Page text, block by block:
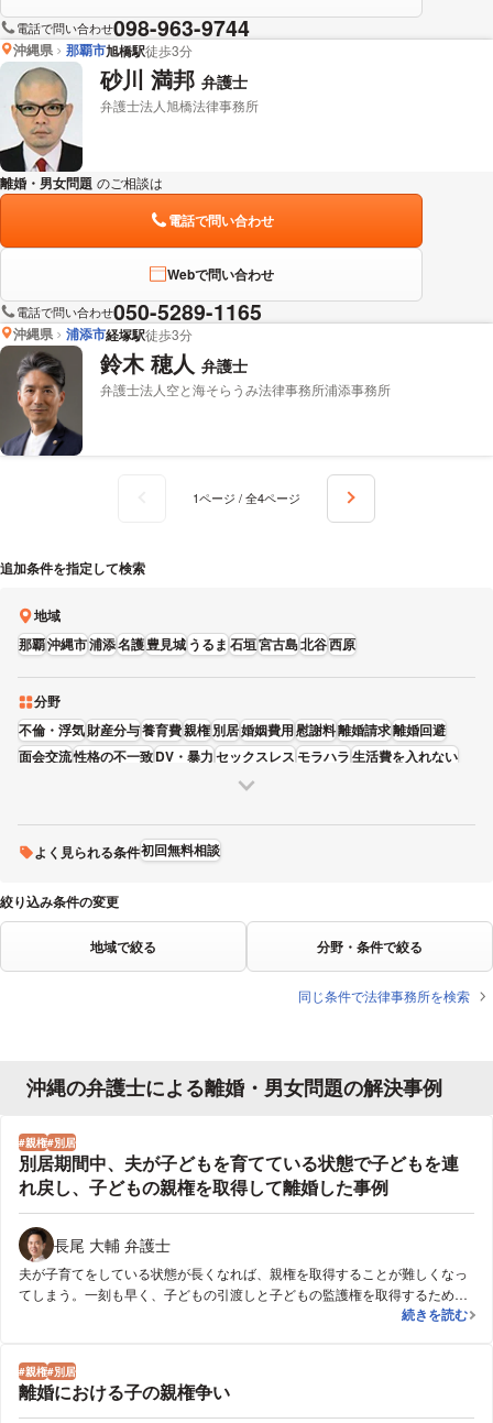
電話で問い合わせ098-963-9744
沖縄県 那覇市旭橋駅徒歩3分
砂川 満邦 弁護士
弁護士法人旭橋法律事務所
離婚・男女問題 のご相談は
電話で問い合わせ
Webで問い合わせ
電話で問い合わせ050-5289-1165
沖縄県 浦添市経塚駅徒歩3分
鈴木 穂人 弁護士
弁護士法人空と海そらうみ法律事務所浦添事務所
1ページ / 全4ページ
追加条件を指定して検索
地域
那覇沖縄市浦添名護豊見城うるま 石垣宮古島北谷西原
分野
不倫・浮気財産分与養育費親権別居婚姻費用慰謝料離婚請求離婚回避
面会交流性格の不一致DV・暴力セックスレスモラハラ生活費を入れない
親族関係
よく見られる条件初回無料相談
絞り込み条件の変更
地域で絞る 分野・条件で絞る
同じ条件で法律事務所を検索
沖縄の弁護士による離婚・男女問題の解決事例
親権 別居
別居期間中、夫が子どもを育てている状態で子どもを連
れ戻し、子どもの親権を取得して離婚した事例
長尾 大輔 弁護士
夫が子育てをしている状態が長くなれば、親権を取得することが難しくなっ
てしまう。一刻も早く、子どもの引渡しと子どもの監護権を取得するための
手続を裁判所に申し立てるようアドバイスするとともに、本件は弁護士に依
別居期間中、
続きを読む
親権 別居
離婚における子の親権争い